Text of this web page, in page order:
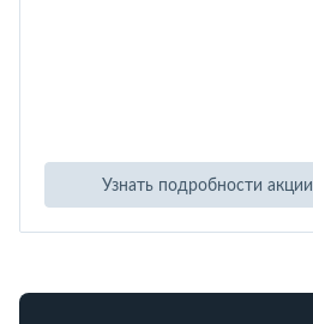
Узнать подробности акции